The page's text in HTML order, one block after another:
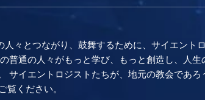
人々とつながり、鼓舞するために、サイエン
普通の人々がもっと学び、もっと創造し、人
サイエントロジストたちが、地元の教会であ
ください。